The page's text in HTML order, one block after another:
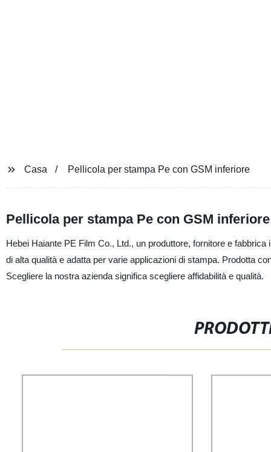
Casa Pellicola per stampa Pe con GSM inferiore
Pellicola per stampa Pe con GSM
Hebei Haiante PE Film Co., Ltd., un produttore, fornitore e
di alta qualità e adatta per varie applicazioni di stampa. Prodotta
Scegliere la nostra azienda significa scegliere affidabilità e qualità.